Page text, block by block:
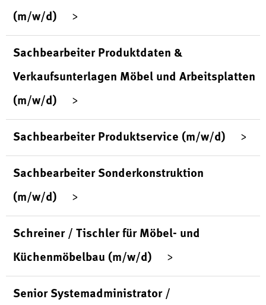
(m/w/d)
Sachbearbeiter Produktdaten &
Verkaufsunterlagen Möbel und Arbeitsplatten
(m/w/d)
Sachbearbeiter Produktservice (m/w/d)
Sachbearbeiter Sonderkonstruktion
(m/w/d)
Schreiner / Tischler für Möbel- und
Küchenmöbelbau (m/w/d)
Senior Systemadministrator /